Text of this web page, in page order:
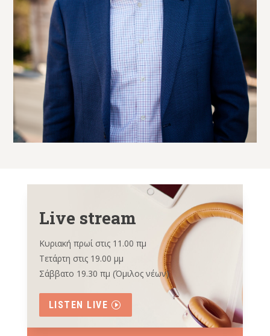
Live stream
Κυριακή πρωί στις 11.00 πμ
Τετάρτη στις 19.00 μμ
Σάββατο 19.30 πμ (Όμιλος νέων)
LISTEN LIVE